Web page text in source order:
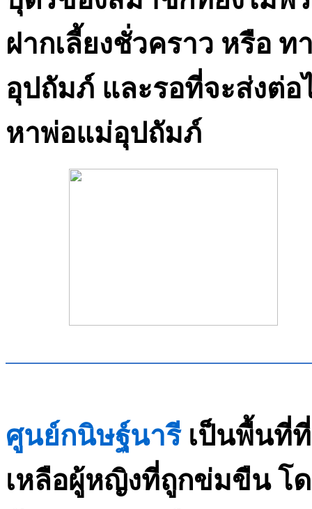
ฝากเลี้ยงชั่วคราว หรือ
อุปถัมภ์ และรอที่จะส่งต่อ
หาพ่อแม่อุปถัมภ์
ศูนย์กนิษฐ์นารี เป็นพื้นที่
เหลือผู้หญิงที่ถูกข่มขืน โ